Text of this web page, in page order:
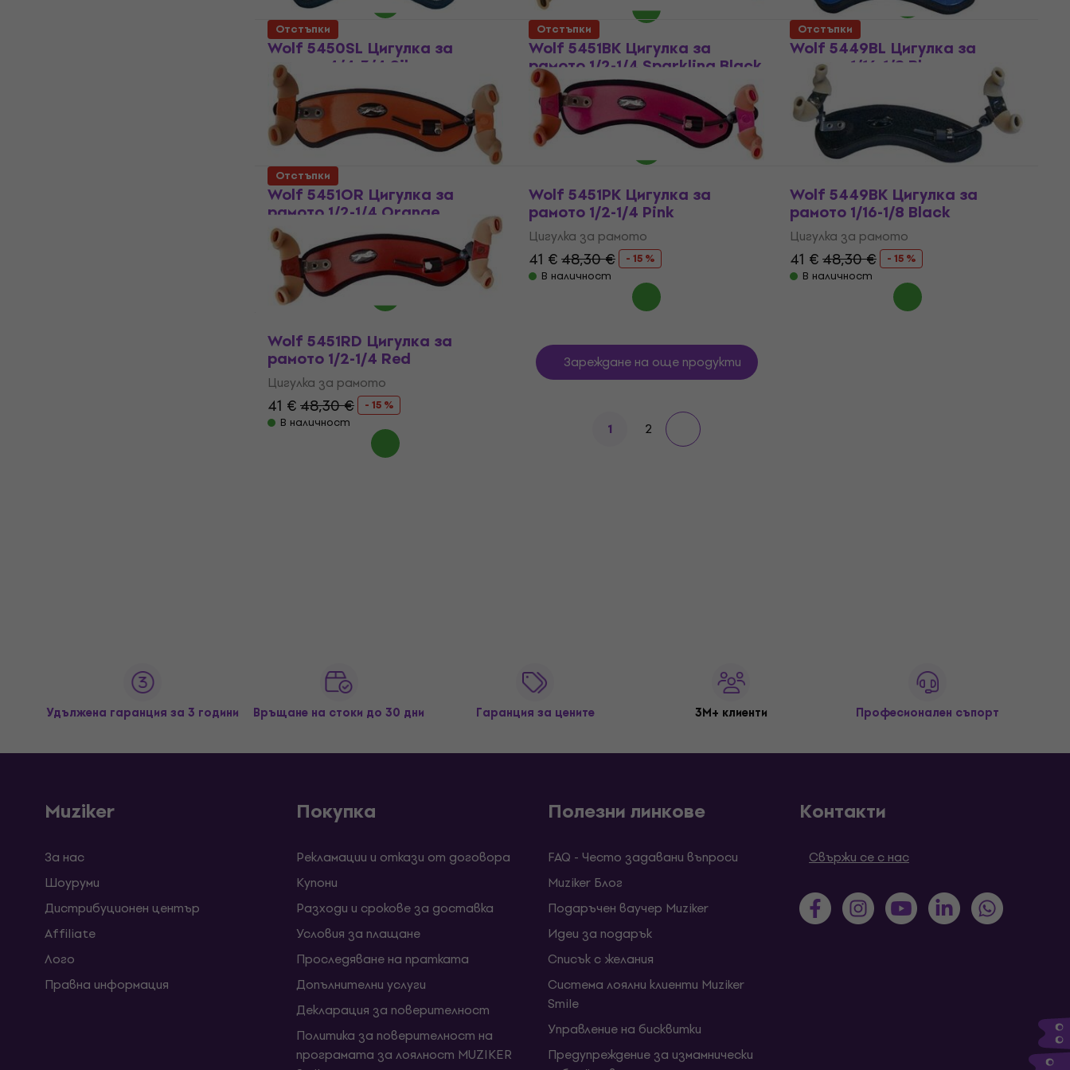
Wolf 5450SL Цигулка за
рамото 4/4-3/4 Silver
Цигулка за рамото
41 €48,30 €
- 15 %
В наличност
Wolf 5451BK Цигулка за
рамото 1/2-1/4 Sparkling Black
Цигулка за рамото
41 €48,30 €
- 15 %
В наличност
Wolf 5449BL Цигулка за
рамото 1/16-1/8 Blue
Цигулка за рамото
41 €48,30 €
- 15 %
В наличност
Отстъпки
Wolf 5451OR Цигулка за
рамото 1/2-1/4 Orange
Цигулка за рамото
41 €48,30 €
- 15 %
В наличност
Отстъпки
Wolf 5451PK Цигулка за
рамото 1/2-1/4 Pink
Цигулка за рамото
41 €48,30 €
- 15 %
В наличност
Отстъпки
Wolf 5449BK Цигулка за
рамото 1/16-1/8 Black
Цигулка за рамото
41 €48,30 €
- 15 %
В наличност
Отстъпки
Wolf 5451RD Цигулка за
рамото 1/2-1/4 Red
Цигулка за рамото
41 €48,30 €
- 15 %
В наличност
Зареждане на още продукти
1 2
Удължена гаранция за 3 години Връщане на стоки до 30 дни Гаранция за цените 3M+ клиенти Професионален съпорт
Muziker
За нас
Шоуруми
Дистрибуционен център
Affiliate
Лого
Правна информация
Покупка
Рекламации и откази от договора
Kупони
Разходи и срокове за доставка
Условия за плащане
Проследяване на пратката
Допълнителни услуги
Декларация за поверителност
Политика за поверителност на
програмата за лоялност MUZIKER
Полезни линкове
FAQ - Често задавани въпроси
Muziker Блог
Подаръчен ваучер Muziker
Идеи за подарък
Списък с желания
Система лоялни клиенти Muziker
Smile
Управление на бисквитки
Предупреждение за измамнически
Контакти
Свържи се с нас